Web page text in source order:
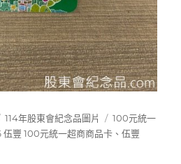
分
類
114年股東會紀念品圖片
標
籤
100元統一
豐 100元統一超商商品卡 、伍豐